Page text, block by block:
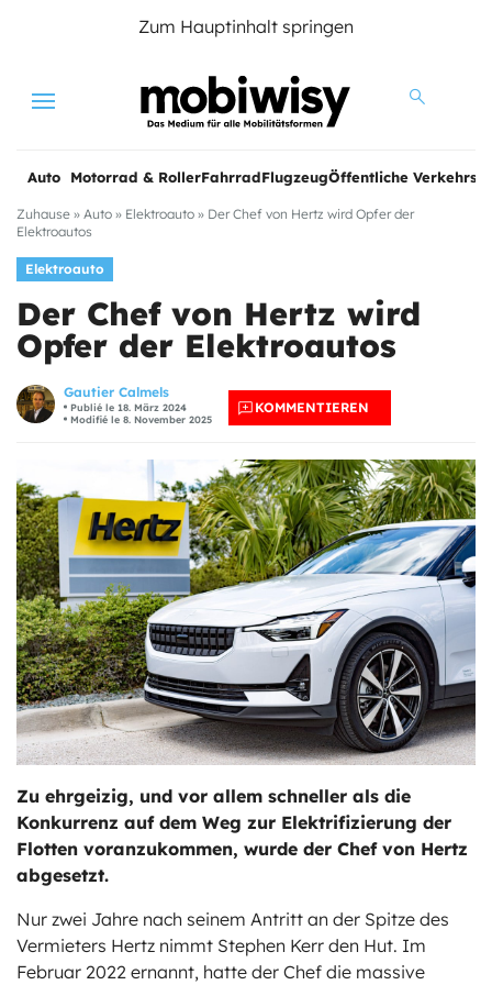
Zum Hauptinhalt springen
Menu
Auto Motorrad & RollerFahrradFlugzeugÖffentliche
Zuhause » Auto » Elektroauto » Der Chef von Hertz wird Opfer der
Elektroautos
Elektroauto
Der Chef von Hertz wird
Opfer der Elektroautos
Gautier Calmels
Publié le 18. März 2024
Modifié le 8. November 2025
KOMMENTIEREN
Zu ehrgeizig, und vor allem schneller als die
Konkurrenz auf dem Weg zur Elektrifizierung der
Flotten voranzukommen, wurde der Chef von Hertz
abgesetzt.
Nur zwei Jahre nach seinem Antritt an der Spitze des
Vermieters Hertz nimmt Stephen Kerr den Hut. Im
Februar 2022 ernannt, hatte der Chef die massive